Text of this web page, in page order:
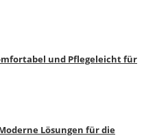
und Pflegeleicht für
Lösungen für die